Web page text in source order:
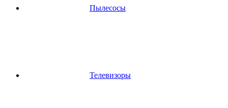
Пылесосы
Телевизоры